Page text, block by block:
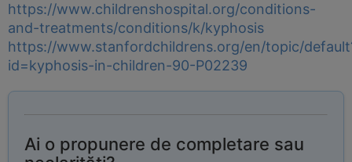
https://www.childrenshospital.org/conditions-
and-treatments/conditions/k/kyphosis
https://www.stanfordchildrens.org/en/topic/
id=kyphosis-in-children-90-P02239
Ai o propunere de completare sau